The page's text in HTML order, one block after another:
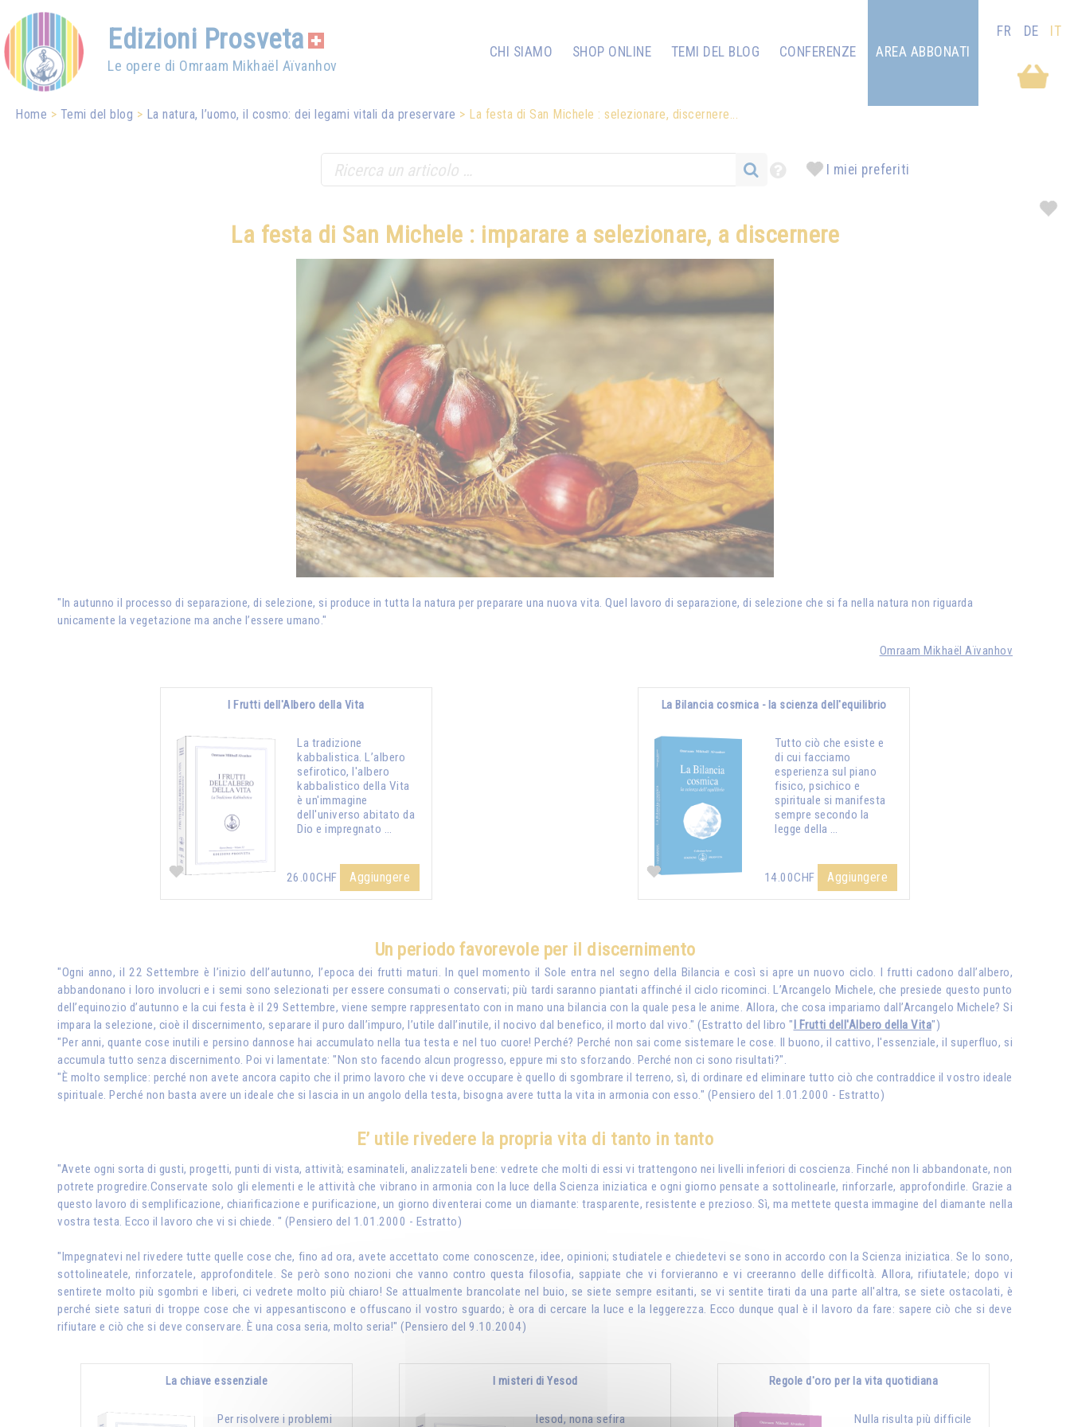
Edizioni Prosveta
Le opere di Omraam Mikhaël Aïvanhov
CHI SIAMO SHOP ONLINE TEMI DEL BLOG CONFERENZE AREA ABBONATI
FR DE IT
Home Temi del blog La natura, l’uomo, il cosmo: dei legami vitali da preservare La festa di San Michele : selezionare, discernere...
I miei preferiti
La festa di San Michele : imparare a selezionare, a discernere
"In autunno il processo di separazione, di selezione, si produce in tutta la natura per preparare una nuova vita. Quel lavoro di separazione, di selezione che si fa nella natura non riguarda
unicamente la vegetazione ma anche l’essere umano."
Omraam Mikhaël Aïvanhov
I Frutti dell'Albero della Vita
La tradizione
kabbalistica. L’albero
sefirotico, l'albero
kabbalistico della Vita
è un'immagine
dell'universo abitato da
Dio e impregnato …
26.00CHF Aggiungere
La Bilancia cosmica - la scienza dell'equilibrio
Tutto ciò che esiste e
di cui facciamo
esperienza sul piano
fisico, psichico e
spirituale si manifesta
sempre secondo la
legge della …
14.00CHF Aggiungere
Un periodo favorevole per il discernimento
"Ogni anno, il 22 Settembre è l’inizio dell’autunno, l’epoca dei frutti maturi. In quel momento il Sole entra nel segno della Bilancia e così si apre un nuovo ciclo. I frutti cadono dall’albero,
abbandonano i loro involucri e i semi sono selezionati per essere consumati o conservati; più tardi saranno piantati affinché il ciclo ricominci. L’Arcangelo Michele, che presiede questo punto
dell’equinozio d’autunno e la cui festa è il 29 Settembre, viene sempre rappresentato con in mano una bilancia con la quale pesa le anime. Allora, che cosa impariamo dall’Arcangelo Michele? Si
impara la selezione, cioè il discernimento, separare il puro dall’impuro, l’utile dall’inutile, il nocivo dal benefico, il morto dal vivo." (Estratto del libro "I Frutti dell'Albero della Vita")
"Per anni, quante cose inutili e persino dannose hai accumulato nella tua testa e nel tuo cuore! Perché? Perché non sai come sistemare le cose. Il buono, il cattivo, l'essenziale, il superfluo, si
accumula tutto senza discernimento. Poi vi lamentate: "Non sto facendo alcun progresso, eppure mi sto sforzando. Perché non ci sono risultati?".
"È molto semplice: perché non avete ancora capito che il primo lavoro che vi deve occupare è quello di sgombrare il terreno, sì, di ordinare ed eliminare tutto ciò che contraddice il vostro ideale
spirituale. Perché non basta avere un ideale che si lascia in un angolo della testa, bisogna avere tutta la vita in armonia con esso." (Pensiero del 1.01.2000 - Estratto)
E’ utile rivedere la propria vita di tanto in tanto
"Avete ogni sorta di gusti, progetti, punti di vista, attività; esaminateli, analizzateli bene: vedrete che molti di essi vi trattengono nei livelli inferiori di coscienza. Finché non li abbandonate, non
potrete progredire.Conservate solo gli elementi e le attività che vibrano in armonia con la luce della Scienza iniziatica e ogni giorno pensate a sottolinearle, rinforzarle, approfondirle. Grazie a
questo lavoro di semplificazione, chiarificazione e purificazione, un giorno diventerai come un diamante: trasparente, resistente e prezioso. Sì, ma mettete questa immagine del diamante nella
vostra testa. Ecco il lavoro che vi si chiede. " (Pensiero del 1.01.2000 - Estratto)
"Impegnatevi nel rivedere tutte quelle cose che, fino ad ora, avete accettato come conoscenze, idee, opinioni; studiatele e chiedetevi se sono in accordo con la Scienza iniziatica. Se lo sono,
sottolineatele, rinforzatele, approfonditele. Se però sono nozioni che vanno contro questa filosofia, sappiate che vi forvieranno e vi creeranno delle difficoltà. Allora, rifiutatele; dopo vi
sentirete molto più sgombri e liberi, ci vedrete molto più chiaro! Se attualmente brancolate nel buio, se siete sempre esitanti, se vi sentite tirati da una parte all'altra, se siete ostacolati, è
perché siete saturi di troppe cose che vi appesantiscono e offuscano il vostro sguardo; è ora di cercare la luce e la leggerezza. Ecco dunque qual è il lavoro da fare: sapere ciò che si deve
rifiutare e ciò che si deve conservare. È una cosa seria, molto seria!" (Pensiero del 9.10.2004)
La chiave essenziale
Per risolvere i problemi
I misteri di Yesod
Iesod, nona sefira
Regole d'oro per la vita quotidiana
Nulla risulta più difficile